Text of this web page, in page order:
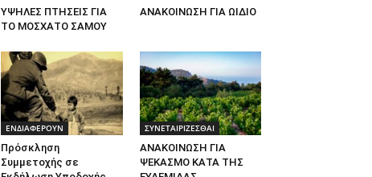
ΥΨΗΛΕΣ ΠΤΗΣΕΙΣ ΓΙΑ
ΤΟ ΜΟΣΧΑΤΟ ΣΑΜΟΥ
ΑΝΑΚΟΙΝΩΣΗ ΓΙΑ ΩΙΔΙΟ
ΕΝΔΙΑΦΕΡΟΥΝ
Πρόσκληση
Συμμετοχής σε
ΣΥΝΕΤΑΙΡΙΖΕΣΘΑΙ
ΑΝΑΚΟΙΝΩΣΗ ΓΙΑ
ΨΕΚΑΣΜΟ ΚΑΤΑ ΤΗΣ